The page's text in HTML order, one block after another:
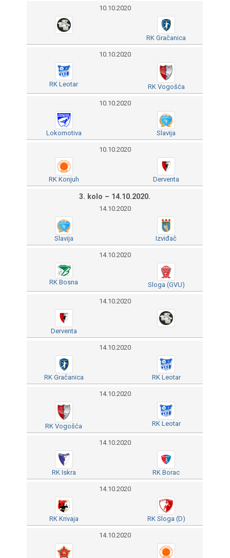
10.10.2020
RK Gračanica
10.10.2020
RK Leotar RK Vogošća
10.10.2020
Lokomotiva Slavija
10.10.2020
RK Konjuh Derventa
3. kolo – 14.10.2020.
14.10.2020
Slavija Izviđač
14.10.2020
RK Bosna Sloga (GVU)
14.10.2020
Derventa
14.10.2020
RK Gračanica RK Leotar
14.10.2020
RK Vogošća RK Leotar
14.10.2020
RK Iskra RK Borac
14.10.2020
RK Krivaja RK Sloga (D)
14.10.2020